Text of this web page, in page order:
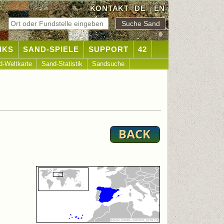
KONTAKT DE|EN
SAND-SPIELE SUPPORT 42
Weltkarte Sand-Statistik Sandsuche